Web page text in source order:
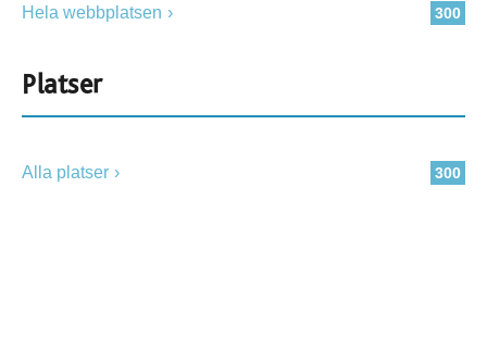
300
Hela webbplatsen
Platser
300
Alla platser